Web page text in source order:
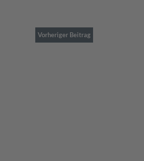
Vorheriger Beitrag